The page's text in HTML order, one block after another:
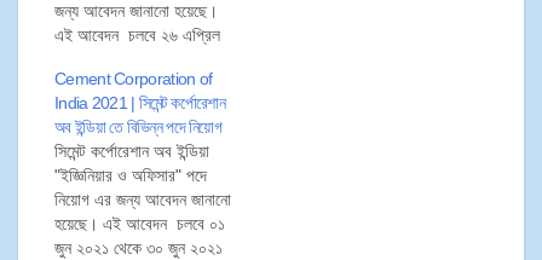
জন্য আবেদন জানানো হয়েছে।
এই আবেদন চলবে ২৬ এপ্রিল
পর্যন্ত। তাই প্রার্থীরা ০৯ মে
২০২১ এর মধ্যে নিম্নলিখিত
প্রক্রিয়ার মাধ্যমে আবেদনপত্র
জমা করতে পারেন।
Cement Corporation of
India 2021 | সিমেন্ট কর্পোরেশান
অব ইন্ডিয়া তে বিভিন্ন পদে নিয়োগ
সিমেন্ট কর্পোরেশান অব ইন্ডিয়া
"ইজ্ঞিনিয়ার ও অফিসার" পদে
নিয়োগ এর জন্য আবেদন জানানো
হয়েছে। এই আবেদন চলবে ০১
জুন ২০২১ থেকে ৩০ জুন ২০২১